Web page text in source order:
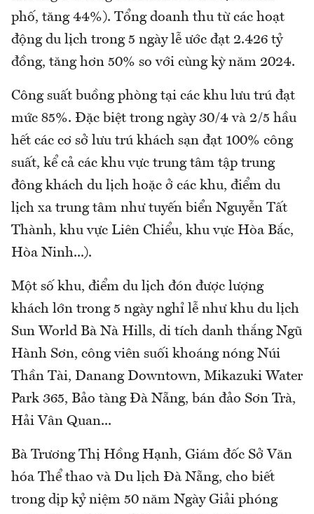
phố, tăng 44%). Tổng doanh thu từ các hoạt
động du lịch trong 5 ngày lễ ước đạt 2.426 tỷ
đồng, tăng hơn 50% so với cùng kỳ năm 2024.
Công suất buồng phòng tại các khu lưu trú đạt
mức 85%. Đặc biệt trong ngày 30/4 và 2/5 hầu
hết các cơ sở lưu trú khách sạn đạt 100% công
suất, kể cả các khu vực trung tâm tập trung
đông khách du lịch hoặc ở các khu, điểm du
lịch xa trung tâm như tuyến biển Nguyễn Tất
Thành, khu vực Liên Chiểu, khu vực Hòa Bắc,
Hòa Ninh...).
Một số khu, điểm du lịch đón được lượng
khách lớn trong 5 ngày nghỉ lễ như khu du lịch
Sun World Bà Nà Hills, di tích danh thắng Ngũ
Hành Sơn, công viên suối khoáng nóng Núi
Thần Tài, Danang Downtown, Mikazuki Water
Park 365, Bảo tàng Đà Nẵng, bán đảo Sơn Trà,
Hải Vân Quan...
Bà Trương Thị Hồng Hạnh, Giám đốc Sở Văn
hóa Thể thao và Du lịch Đà Nẵng, cho biết
trong dịp kỷ niệm 50 năm Ngày Giải phóng